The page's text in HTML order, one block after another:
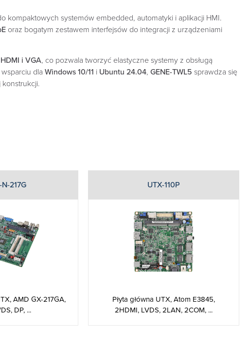
kompaktowych systemów embedded, automatyki i aplikacji HMI.
oraz bogatym zestawem interfejsów do integracji z urządzeniami
i VGA, co pozwala tworzyć elastyczne systemy z obsługą
dla Windows 10/11 i Ubuntu 24.04, GENE-TWL5 sprawdza się
N-217G
AMD GX-217GA,
DP, ...
UTX-110P
Płyta główna UTX, Atom E3845,
2HDMI, LVDS, 2LAN, 2COM, ...